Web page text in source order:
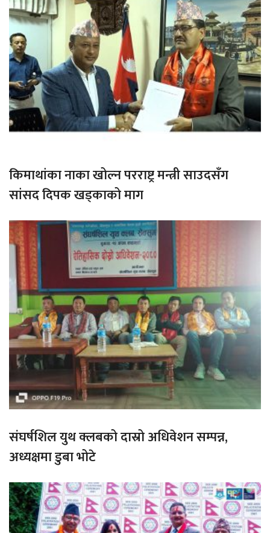
किमाथांका नाका खोल्न परराष्ट्र मन्त्री साउदसँग
सांसद दिपक खड्काको माग
संघर्षशिल युथ क्लबको दास्रो अधिवेशन सम्पन्न,
अध्यक्षमा डुबा भोटे